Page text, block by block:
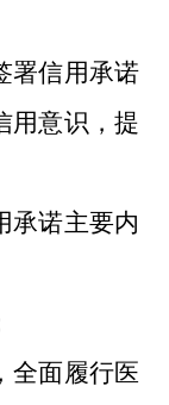
署信用承诺
用意识，提
承诺主要内
全面履行医